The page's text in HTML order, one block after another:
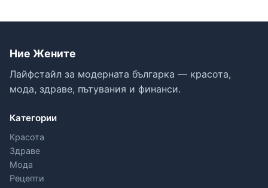
Ние Жените
Лайфстайл за модерната българка — красота,
мода, здраве, пътувания и финанси.
Категории
Красота
Здраве
Мода
Рецепти